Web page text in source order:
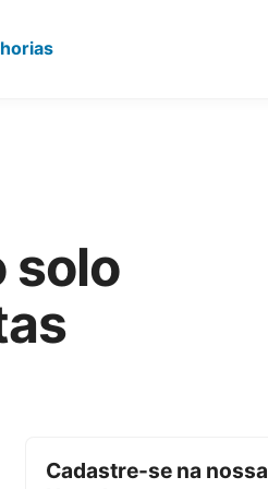
solo
Cadastre-se na nossa